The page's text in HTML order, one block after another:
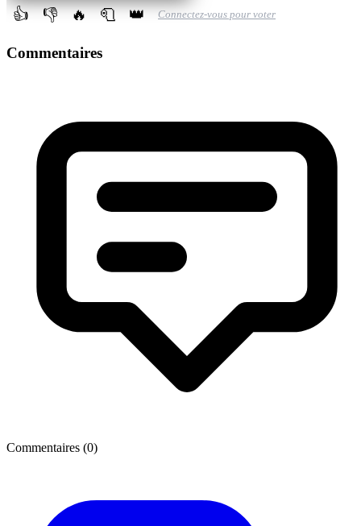
👍 👎 🔥 🧻 👑 Connectez-vous pour voter
Commentaires
Commentaires (0)